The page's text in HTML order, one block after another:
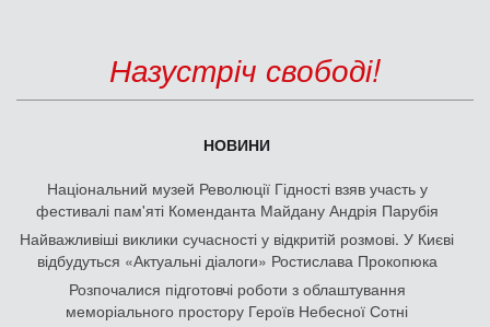
Назустріч свободі!
НОВИНИ
Національний музей Революції Гідності взяв участь у
фестивалі пам'яті Коменданта Майдану Андрія Парубія
Найважливіші виклики сучасності у відкритій розмові. У Києві
відбудуться «Актуальні діалоги» Ростислава Прокопюка
Розпочалися підготовчі роботи з облаштування
меморіального простору Героїв Небесної Сотні